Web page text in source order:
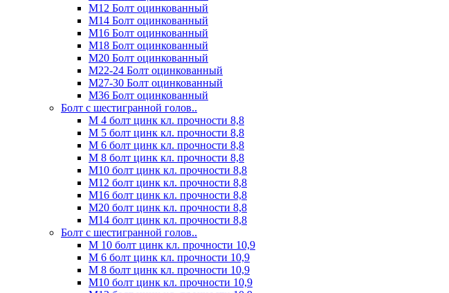
М12 Болт оцинкованный
М14 Болт оцинкованный
М16 Болт оцинкованный
М18 Болт оцинкованный
М20 Болт оцинкованный
М22-24 Болт оцинкованный
М27-30 Болт оцинкованный
М36 Болт оцинкованный
Болт с шестигранной голов..
М 4 болт цинк кл. прочности 8,8
М 5 болт цинк кл. прочности 8,8
М 6 болт цинк кл. прочности 8,8
М 8 болт цинк кл. прочности 8,8
М10 болт цинк кл. прочности 8,8
М12 болт цинк кл. прочности 8,8
М16 болт цинк кл. прочности 8,8
М20 болт цинк кл. прочности 8,8
М14 болт цинк кл. прочности 8,8
Болт с шестигранной голов..
М 10 болт цинк кл. прочности 10,9
М 6 болт цинк кл. прочности 10,9
М 8 болт цинк кл. прочности 10,9
М10 болт цинк кл. прочности 10,9